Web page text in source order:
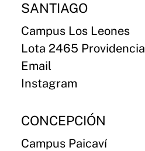
SANTIAGO
Campus Los Leones
Lota 2465 Providencia
Email
Instagram
CONCEPCIÓN
Campus Paicaví